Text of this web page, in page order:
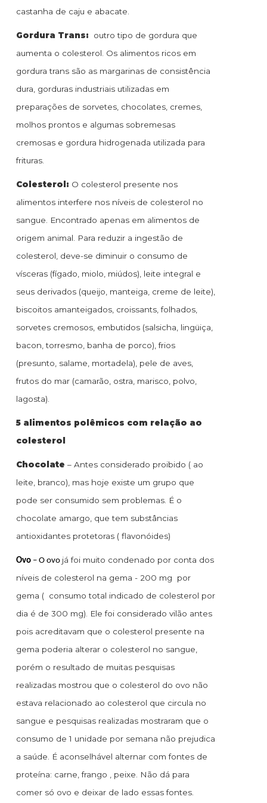
castanha de caju e abacate.
Gordura Trans: outro tipo de gordura que
aumenta o colesterol. Os alimentos ricos em
gordura trans são as margarinas de consistência
dura, gorduras industriais utilizadas em
preparações de sorvetes, chocolates, cremes,
molhos prontos e algumas sobremesas
cremosas e gordura hidrogenada utilizada para
frituras.
Colesterol: O colesterol presente nos
alimentos interfere nos níveis de colesterol no
sangue. Encontrado apenas em alimentos de
origem animal. Para reduzir a ingestão de
colesterol, deve-se diminuir o consumo de
vísceras (fígado, miolo, miúdos), leite integral e
seus derivados (queijo, manteiga, creme de leite),
biscoitos amanteigados, croissants, folhados,
sorvetes cremosos, embutidos (salsicha, lingüiça,
bacon, torresmo, banha de porco), frios
(presunto, salame, mortadela), pele de aves,
frutos do mar (camarão, ostra, marisco, polvo,
lagosta).
5 alimentos polêmicos com relação ao
colesterol
Chocolate – Antes considerado proibido ( ao
leite, branco), mas hoje existe um grupo que
pode ser consumido sem problemas. É o
chocolate amargo, que tem substâncias
antioxidantes protetoras ( flavonóides)
Ovo – O ovo já foi muito condenado por conta dos
níveis de colesterol na gema - 200 mg por
gema ( consumo total indicado de colesterol por
dia é de 300 mg). Ele foi considerado vilão antes
pois acreditavam que o colesterol presente na
gema poderia alterar o colesterol no sangue,
porém o resultado de muitas pesquisas
realizadas mostrou que o colesterol do ovo não
estava relacionado ao colesterol que circula no
sangue e pesquisas realizadas mostraram que o
consumo de 1 unidade por semana não prejudica
a saúde. É aconselhável alternar com fontes de
proteína: carne, frango , peixe. Não dá para
comer só ovo e deixar de lado essas fontes.